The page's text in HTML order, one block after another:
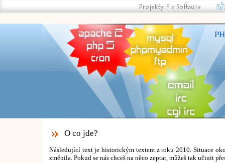
O co jde?
Následující text je historickým textem z roku 2010. Situace
změnila. Pokud se nás chceš na něco zeptat, můžeš tak učinit